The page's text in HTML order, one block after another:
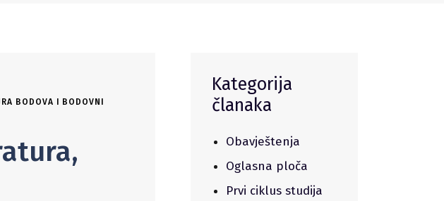
BODOVA I BODOVNI
Kategorija
članaka
Obavještenja
Oglasna ploča
Prvi ciklus studija